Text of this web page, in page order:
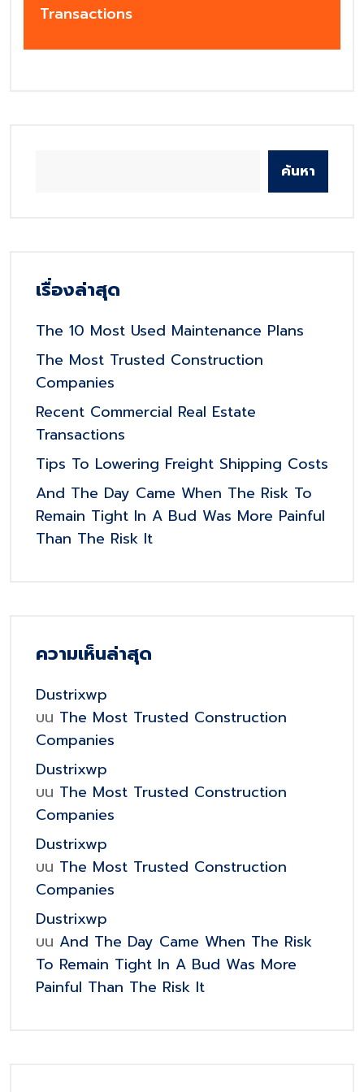
Transactions
ค้นหา
เรื่องล่าสุด
The 10 Most Used Maintenance Plans
The Most Trusted Construction
Companies
Recent Commercial Real Estate
Transactions
Tips To Lowering Freight Shipping Costs
And The Day Came When The Risk To
Remain Tight In A Bud Was More Painful
Than The Risk It
ความเห็นล่าสุด
Dustrixwp
บน The Most Trusted Construction
Companies
Dustrixwp
บน The Most Trusted Construction
Companies
Dustrixwp
บน The Most Trusted Construction
Companies
Dustrixwp
บน And The Day Came When The Risk
To Remain Tight In A Bud Was More
Painful Than The Risk It